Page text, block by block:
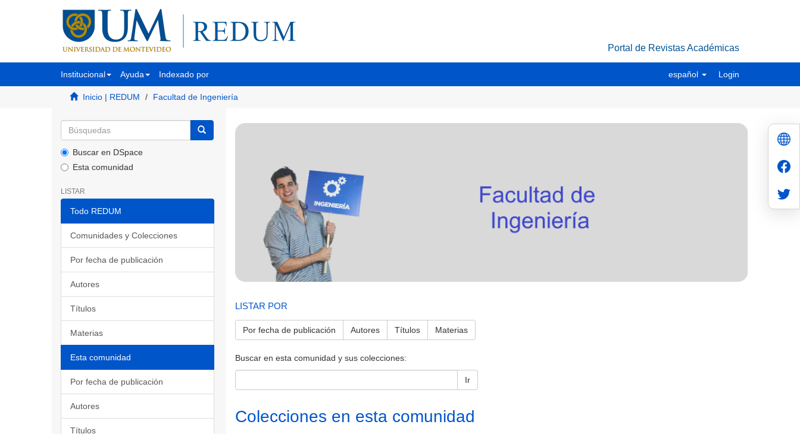
Portal de Revistas Académicas
Institucional Ayuda Indexado por español Login
Inicio | REDUM Facultad de Ingeniería
Buscar en DSpace
Esta comunidad
LISTAR
Todo REDUM
Comunidades y Colecciones
Por fecha de publicación
Autores
Títulos
Materias
Esta comunidad
Por fecha de publicación
Autores
Títulos
LISTAR POR
Por fecha de publicación Autores Títulos Materias
Buscar en esta comunidad y sus colecciones:
Ir
Colecciones en esta comunidad